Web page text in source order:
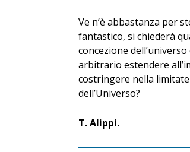
Ve n’è abbastanza per
fantastico, si chiederà
concezione
arbitrario estendere
costringere nella
dell’Universo?
T. Alippi.